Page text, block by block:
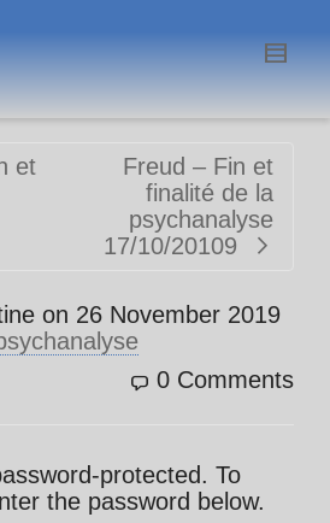
et
Freud – Fin et
finalité de la
psychanalyse
17/10/20109
on 26 November 2019
0 Comments
protected. To
the password below.